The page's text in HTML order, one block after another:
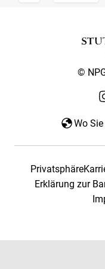
©
Wo
Privatsphäre
Erklärung zur